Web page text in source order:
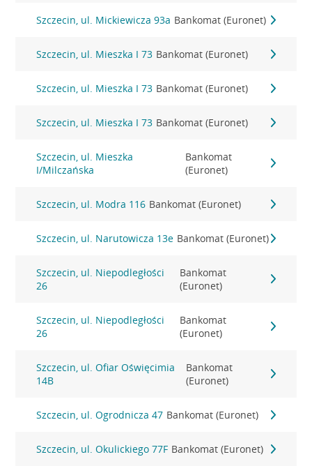
Szczecin, ul. Mickiewicza 93a Bankomat (Euronet)
Szczecin, ul. Mieszka I 73 Bankomat (Euronet)
Szczecin, ul. Mieszka I 73 Bankomat (Euronet)
Szczecin, ul. Mieszka I 73 Bankomat (Euronet)
Szczecin, ul. Mieszka
I/Milczańska
Bankomat
(Euronet)
Szczecin, ul. Modra 116 Bankomat (Euronet)
Szczecin, ul. Narutowicza 13e Bankomat (Euronet)
Szczecin, ul. Niepodległości
26
Bankomat
(Euronet)
Szczecin, ul. Niepodległości
26
Bankomat
(Euronet)
Szczecin, ul. Ofiar Oświęcimia
14B
Bankomat
(Euronet)
Szczecin, ul. Ogrodnicza 47 Bankomat (Euronet)
Szczecin, ul. Okulickiego 77F Bankomat (Euronet)